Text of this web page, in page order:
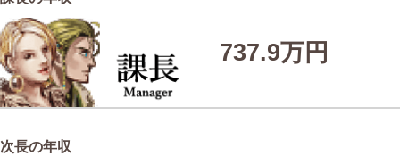
737.9万円
次長の年収